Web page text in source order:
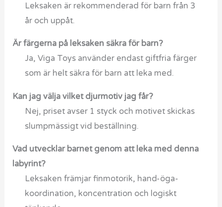
Leksaken är rekommenderad för barn från 3
år och uppåt.
Är färgerna på leksaken säkra för barn?
Ja, Viga Toys använder endast giftfria färger
som är helt säkra för barn att leka med.
Kan jag välja vilket djurmotiv jag får?
Nej, priset avser 1 styck och motivet skickas
slumpmässigt vid beställning.
Vad utvecklar barnet genom att leka med denna
labyrint?
Leksaken främjar finmotorik, hand-öga-
koordination, koncentration och logiskt